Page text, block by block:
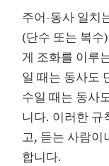
주어-동사 일치
(단수 또는 복수
게 조화를 이루
일 때는 동사도
수일 때는 동사
니다. 이러한 규
고, 듣는 사람이
합니다.